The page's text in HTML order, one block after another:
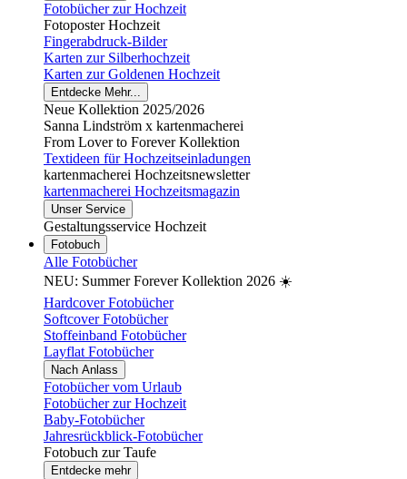
Fotobücher zur Hochzeit
Fotoposter Hochzeit
Fingerabdruck-Bilder
Karten zur Silberhochzeit
Karten zur Goldenen Hochzeit
Entdecke Mehr...
Neue Kollektion 2025/2026
Sanna Lindström x kartenmacherei
From Lover to Forever Kollektion
Textideen für Hochzeitseinladungen
kartenmacherei Hochzeitsnewsletter
kartenmacherei Hochzeitsmagazin
Unser Service
Gestaltungsservice Hochzeit
Fotobuch
Alle Fotobücher
NEU: Summer Forever Kollektion 2026 ☀️
Hardcover Fotobücher
Softcover Fotobücher
Stoffeinband Fotobücher
Layflat Fotobücher
Nach Anlass
Fotobücher vom Urlaub
Fotobücher zur Hochzeit
Baby-Fotobücher
Jahresrückblick-Fotobücher
Fotobuch zur Taufe
Entdecke mehr